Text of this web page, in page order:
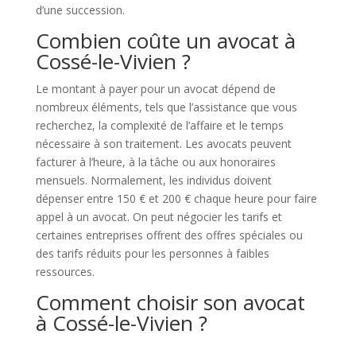
d’une succession.
Combien coûte un avocat à
Cossé-le-Vivien ?
Le montant à payer pour un avocat dépend de
nombreux éléments, tels que l’assistance que vous
recherchez, la complexité de l’affaire et le temps
nécessaire à son traitement. Les avocats peuvent
facturer à l’heure, à la tâche ou aux honoraires
mensuels. Normalement, les individus doivent
dépenser entre 150 € et 200 € chaque heure pour faire
appel à un avocat. On peut négocier les tarifs et
certaines entreprises offrent des offres spéciales ou
des tarifs réduits pour les personnes à faibles
ressources.
Comment choisir son avocat
à Cossé-le-Vivien ?